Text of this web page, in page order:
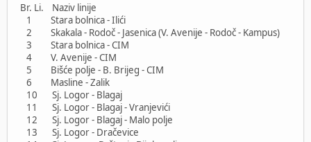
Br. Li. Naziv linije
1 Stara bolnica - Ilići
2 Skakala - Rodoč - Jasenica (V. Avenije - Rodoč - Kampus)
3 Stara bolnica - CIM
4 V. Avenije - CIM
5 Bišće polje - B. Brijeg - CIM
6 Masline - Zalik
10 Sj. Logor - Blagaj
11 Sj. Logor - Blagaj - Vranjevići
12 Sj. Logor - Blagaj - Malo polje
13 Sj. Logor - Dračevice